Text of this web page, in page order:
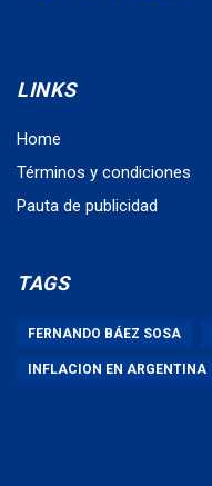
LINKS
Home
Términos y condiciones
Pauta de publicidad
TAGS
FERNANDO BÁEZ SOSA
INFLACION EN ARGENTINA